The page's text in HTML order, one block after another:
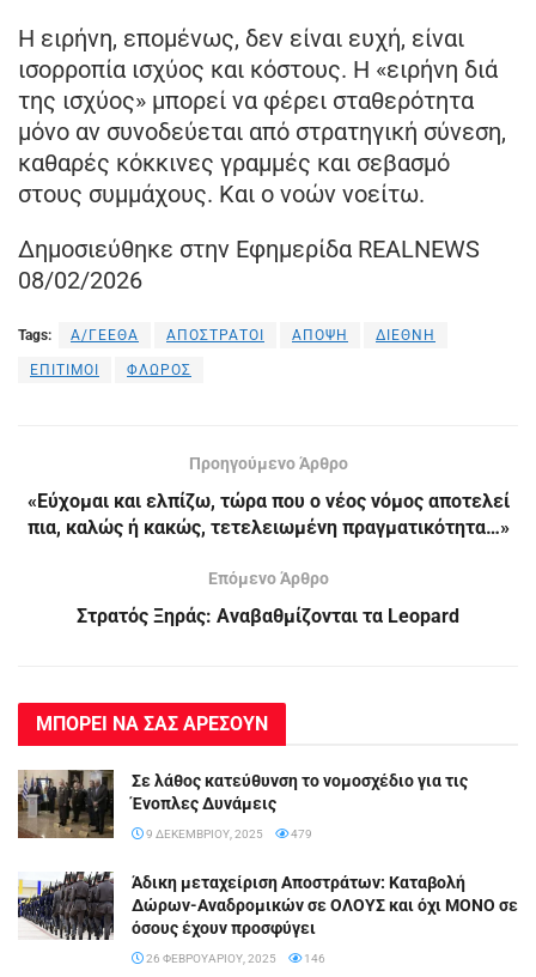
Η ειρήνη, επομένως, δεν είναι ευχή, είναι
ισορροπία ισχύος και κόστους. Η «ειρήνη διά
της ισχύος» μπορεί να φέρει σταθερότητα
μόνο αν συνοδεύεται από στρατηγική σύνεση,
καθαρές κόκκινες γραμμές και σεβασμό
στους συμμάχους. Και ο νοών νοείτω.
Δημοσιεύθηκε στην Εφημερίδα REALNEWS
08/02/2026
Tags: Α/ΓΕΕΘΑ ΑΠΟΣΤΡΑΤΟΙ ΑΠΟΨΗ ΔΙΕΘΝΗ
ΕΠΙΤΙΜΟΙ ΦΛΩΡΟΣ
Προηγούμενο Άρθρο
«Εύχομαι και ελπίζω, τώρα που ο νέος νόμος αποτελεί
πια, καλώς ή κακώς, τετελειωμένη πραγματικότητα…»
Επόμενο Άρθρο
Στρατός Ξηράς: Αναβαθμίζονται τα Leopard
ΜΠΟΡΕΙ ΝΑ ΣΑΣ ΑΡΕΣΟΥΝ
Σε λάθος κατεύθυνση το νομοσχέδιο για τις
Ένοπλες Δυνάμεις
9 ΔΕΚΕΜΒΡΊΟΥ, 2025 479
Άδικη μεταχείριση Αποστράτων: Καταβολή
Δώρων-Αναδρομικών σε ΟΛΟΥΣ και όχι ΜΟΝΟ σε
όσους έχουν προσφύγει
26 ΦΕΒΡΟΥΑΡΊΟΥ, 2025 146